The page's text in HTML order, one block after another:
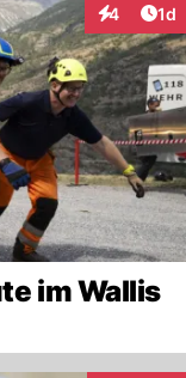
4 1d
im Wallis